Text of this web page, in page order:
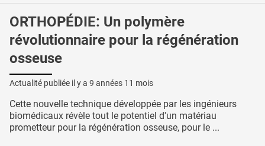
ORTHOPÉDIE: Un polymère
révolutionnaire pour la régénération
osseuse
Actualité publiée il y a 9 années 11 mois
Cette nouvelle technique développée par les ingénieurs
biomédicaux révèle tout le potentiel d'un matériau
prometteur pour la régénération osseuse, pour le ...